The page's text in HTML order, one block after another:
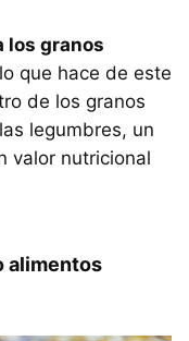
los granos
que hace de este
de los granos
legumbres, un
valor nutricional
alimentos